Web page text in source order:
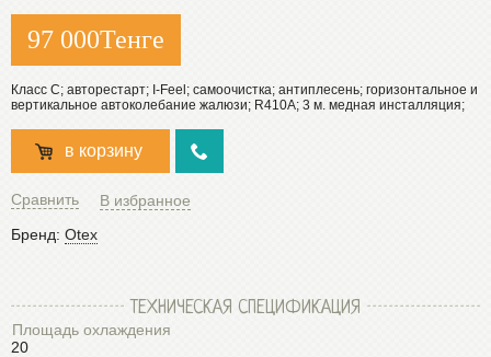
97 000Тенге
Класс С; авторестарт; I-Feel; самоочистка; антиплесень; горизонтальное и
вертикальное автоколебание жалюзи; R410A; 3 м. медная инсталляция;
в корзину
Сравнить
В избранное
Бренд: Otex
ТЕХНИЧЕСКАЯ СПЕЦИФИКАЦИЯ
Площадь охлаждения
20